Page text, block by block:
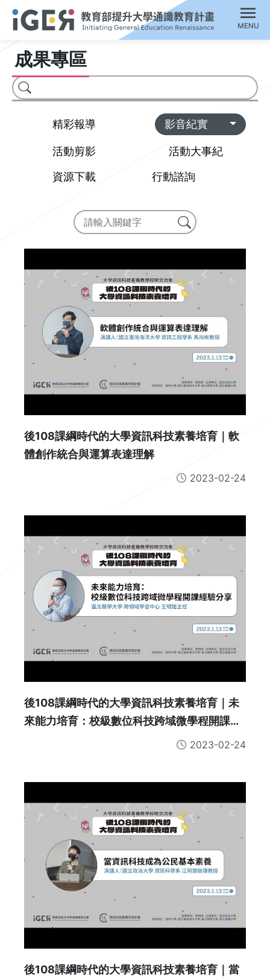
MENU
成果專區
搜尋
精彩報導 影音紀實
活動剪影
活動大事紀
資源下載
行動諮詢
搜尋 搜尋成果專區
後108課綱時代的大學資訊科技素養培育｜軟
體創作統合與運算表達理解
2023-02-24
後108課綱時代的大學資訊科技素養培育｜未
來能力培育：校級數位科技跨域微學程開課經
2023-02-24
後108課綱時代的大學資訊科技素養培育｜當